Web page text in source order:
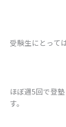
受験生にとって
ほぼ週5回で登
す。